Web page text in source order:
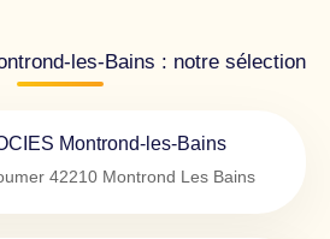
les-Bains : notre sélection
Montrond-les-Bains
42210 Montrond Les Bains